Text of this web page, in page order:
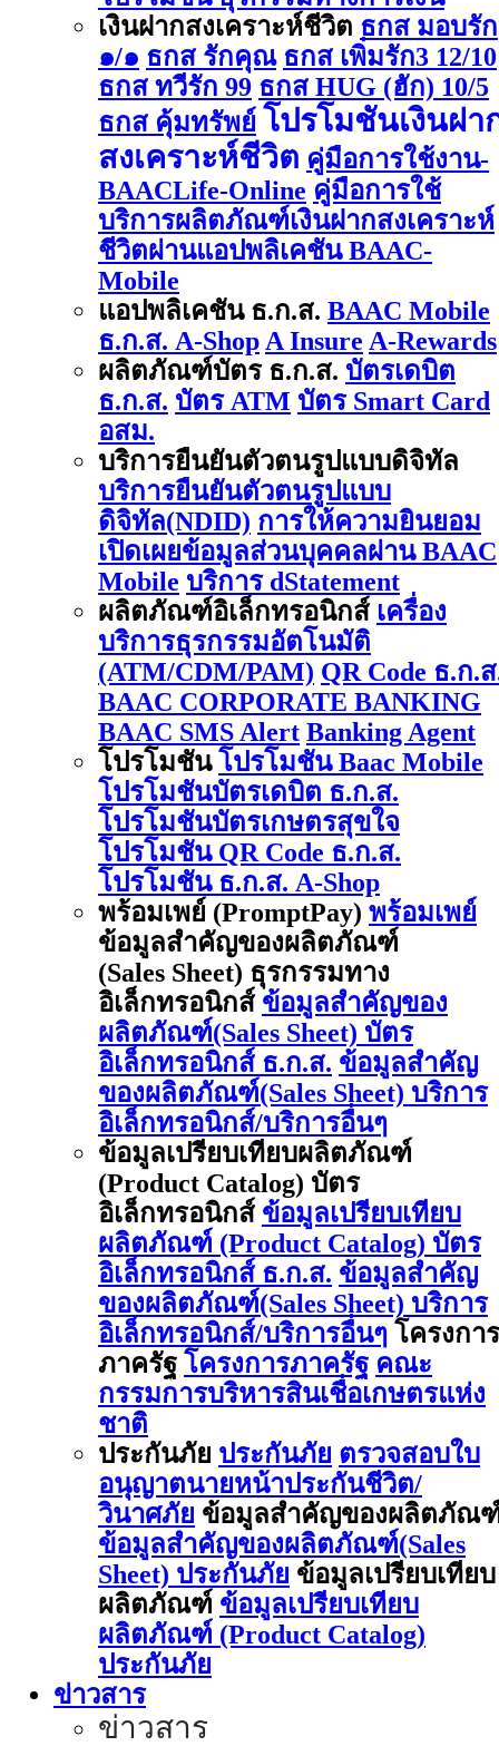
เงินฝากสงเคราะห์ชีวิต ธกส มอบรัก
๑/๑ ธกส รักคุณ ธกส เพิ่มรัก3 12/10
ธกส ทวีรัก 99 ธกส HUG (ฮัก) 10/5
ธกส คุ้มทรัพย์ โปรโมชันเงินฝา
สงเคราะห์ชีวิต คู่มือการใช้งาน-
BAACLife-Online คู่มือการใช้
บริการผลิตภัณฑ์เงินฝากสงเคราะห์
ชีวิตผ่านแอปพลิเคชัน BAAC-
Mobile
แอปพลิเคชัน ธ.ก.ส. BAAC Mobile
ธ.ก.ส. A-Shop A Insure A-Rewards
ผลิตภัณฑ์บัตร ธ.ก.ส. บัตรเดบิต
ธ.ก.ส. บัตร ATM บัตร Smart Card
อสม.
บริการยืนยันตัวตนรูปแบบดิจิทัล
บริการยืนยันตัวตนรูปแบบ
ดิจิทัล(NDID) การให้ความยินยอม
เปิดเผยข้อมูลส่วนบุคคลผ่าน BAAC
Mobile บริการ dStatement
ผลิตภัณฑ์อิเล็กทรอนิกส์ เครื่อง
บริการธุรกรรมอัตโนมัติ
(ATM/CDM/PAM) QR Code ธ.ก.
BAAC CORPORATE BANKING
BAAC SMS Alert Banking Agent
โปรโมชัน โปรโมชัน Baac Mobile
โปรโมชันบัตรเดบิต ธ.ก.ส.
โปรโมชันบัตรเกษตรสุขใจ
โปรโมชัน QR Code ธ.ก.ส.
โปรโมชัน ธ.ก.ส. A-Shop
พร้อมเพย์ (PromptPay) พร้อมเพย์
ข้อมูลสำคัญของผลิตภัณฑ์
(Sales Sheet) ธุรกรรมทาง
อิเล็กทรอนิกส์ ข้อมูลสำคัญของ
ผลิตภัณฑ์(Sales Sheet) บัตร
อิเล็กทรอนิกส์ ธ.ก.ส. ข้อมูลสำคัญ
ของผลิตภัณฑ์(Sales Sheet) บริการ
อิเล็กทรอนิกส์/บริการอื่นๆ
ข้อมูลเปรียบเทียบผลิตภัณฑ์
(Product Catalog) บัตร
อิเล็กทรอนิกส์ ข้อมูลเปรียบเทียบ
ผลิตภัณฑ์ (Product Catalog) บัตร
อิเล็กทรอนิกส์ ธ.ก.ส. ข้อมูลสำคัญ
ของผลิตภัณฑ์(Sales Sheet) บริการ
อิเล็กทรอนิกส์/บริการอื่นๆ โครงการ
ภาครัฐ โครงการภาครัฐ คณะ
กรรมการบริหารสินเชื่อเกษตรแห่ง
ชาติ
ประกันภัย ประกันภัย ตรวจสอบใบ
อนุญาตนายหน้าประกันชีวิต/
วินาศภัย ข้อมูลสำคัญของผลิตภัณ
ข้อมูลสำคัญของผลิตภัณฑ์(Sales
Sheet) ประกันภัย ข้อมูลเปรียบเทียบ
ผลิตภัณฑ์ ข้อมูลเปรียบเทียบ
ผลิตภัณฑ์ (Product Catalog)
ประกันภัย
ข่าวสาร
ข่าวสาร